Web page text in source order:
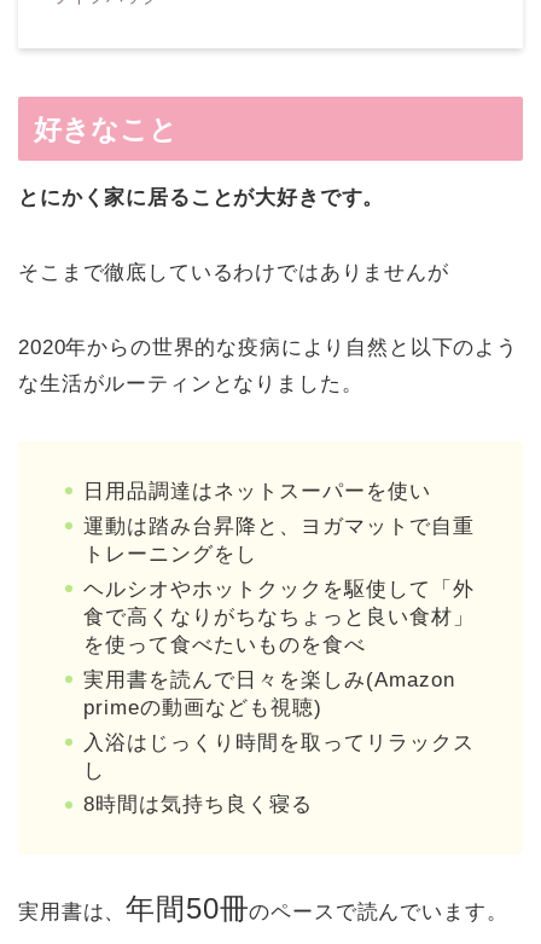
好きなこと
とにかく家に居ることが大好きです。
そこまで徹底しているわけではありませんが
2020年からの世界的な疫病により自然と以下のよう
な生活がルーティンとなりました。
日用品調達はネットスーパーを使い
運動は踏み台昇降と、ヨガマットで自重
トレーニングをし
ヘルシオやホットクックを駆使して「外
食で高くなりがちなちょっと良い食材」
を使って食べたいものを食べ
実用書を読んで日々を楽しみ(Amazon
primeの動画なども視聴)
入浴はじっくり時間を取ってリラックス
し
8時間は気持ち良く寝る
実用書は、年間50冊のペースで読んでいます。